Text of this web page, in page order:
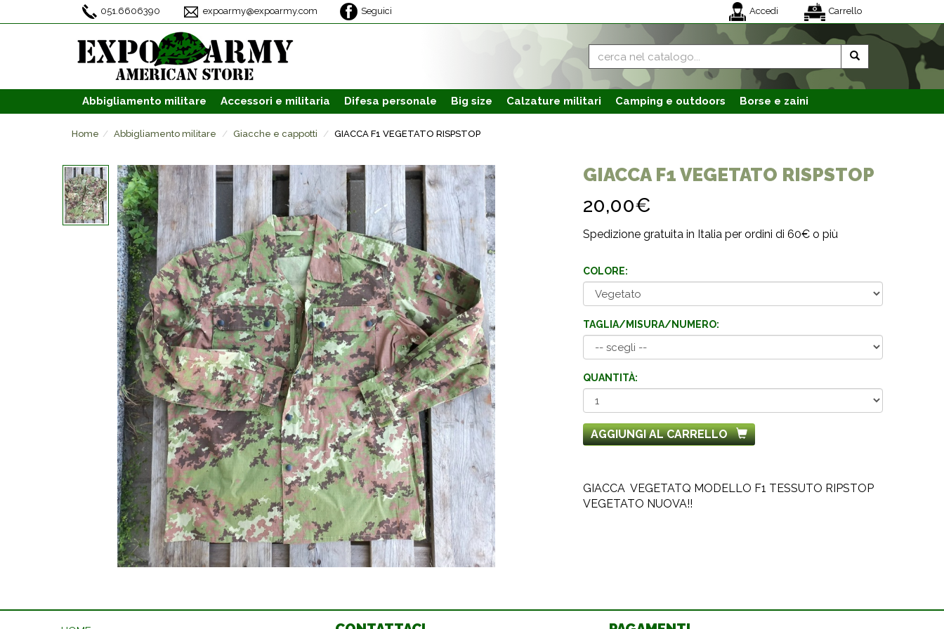
051.6606390 expoarmy@expoarmy.com Seguici Accedi Carrello
Abbigliamento militare Accessori e militaria Difesa personale Big size Calzature militari Camping e outdoors Borse e zaini
Home Abbigliamento militare Giacche e cappotti GIACCA F1 VEGETATO RISPSTOP
GIACCA F1 VEGETATO RISPSTOP
20,00€
Spedizione gratuita in Italia per ordini di 60€ o più
COLORE:
TAGLIA/MISURA/NUMERO:
QUANTITÀ:
AGGIUNGI AL CARRELLO
GIACCA VEGETATQ MODELLO F1 TESSUTO RIPSTOP
VEGETATO NUOVA!!